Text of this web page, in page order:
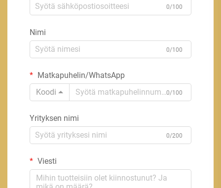
0/100
Nimi
0/100
Matkapuhelin/WhatsApp
Koodi
0/100
Yrityksen nimi
0/200
Viesti